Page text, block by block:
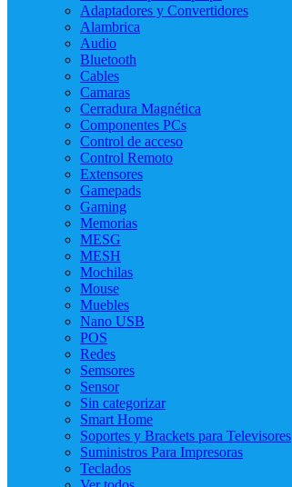
Adaptadores y Convertidores
Alambrica
Audio
Bluetooth
Cables
Camaras
Cerradura Magnética
Componentes PCs
Control de acceso
Control Remoto
Extensores
Gamepads
Gaming
Memorias
MESG
MESH
Mochilas
Mouse
Muebles
Nano USB
POS
Redes
Semsores
Sensor
Sin categorizar
Smart Home
Soportes y Brackets para Televisores
Suministros Para Impresoras
Teclados